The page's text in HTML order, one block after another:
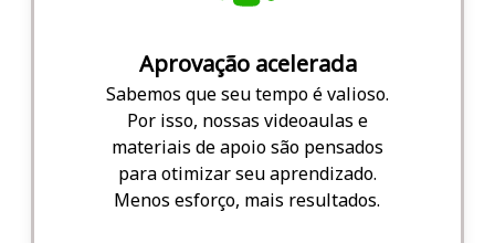
Aprovação acelerada
Sabemos que seu tempo é valioso.
Por isso, nossas videoaulas e
materiais de apoio são pensados
para otimizar seu aprendizado.
Menos esforço, mais resultados.